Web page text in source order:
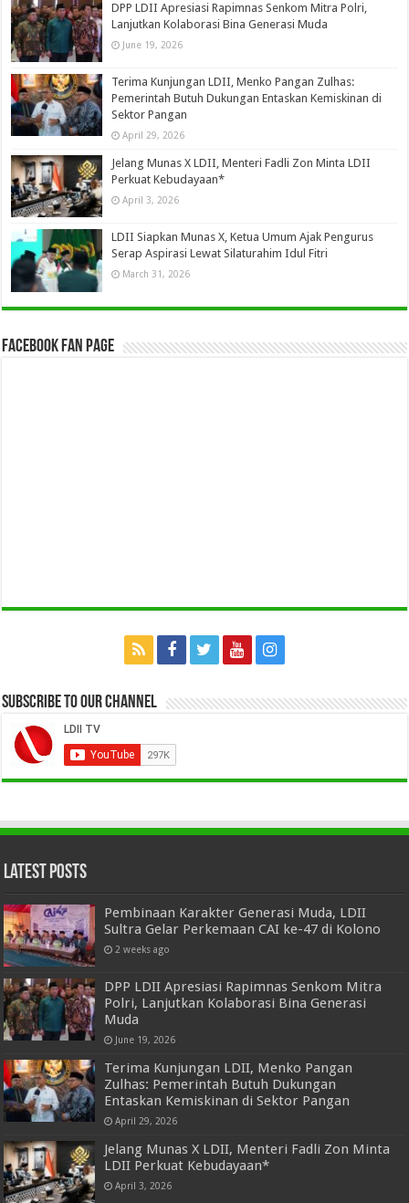
DPP LDII Apresiasi Rapimnas Senkom Mitra Polri,
Lanjutkan Kolaborasi Bina Generasi Muda
June 19, 2026
Terima Kunjungan LDII, Menko Pangan Zulhas:
Pemerintah Butuh Dukungan Entaskan Kemiskinan di
Sektor Pangan
April 29, 2026
Jelang Munas X LDII, Menteri Fadli Zon Minta LDII
Perkuat Kebudayaan*
April 3, 2026
LDII Siapkan Munas X, Ketua Umum Ajak Pengurus
Serap Aspirasi Lewat Silaturahim Idul Fitri
March 31, 2026
Facebook Fan Page
Subscribe to our Channel
Latest Posts
Pembinaan Karakter Generasi Muda, LDII
Sultra Gelar Perkemaan CAI ke-47 di Kolono
2 weeks ago
DPP LDII Apresiasi Rapimnas Senkom Mitra
Polri, Lanjutkan Kolaborasi Bina Generasi
Muda
June 19, 2026
Terima Kunjungan LDII, Menko Pangan
Zulhas: Pemerintah Butuh Dukungan
Entaskan Kemiskinan di Sektor Pangan
April 29, 2026
Jelang Munas X LDII, Menteri Fadli Zon Minta
LDII Perkuat Kebudayaan*
April 3, 2026